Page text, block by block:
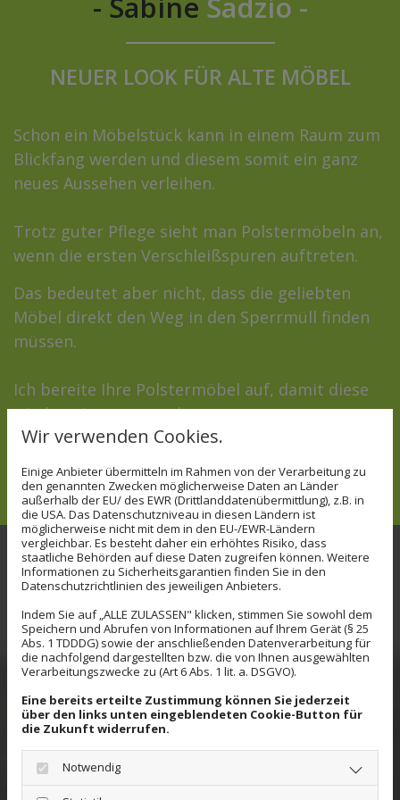
NEUER LOOK FÜR ALTE MÖBEL
Schon ein Möbelstück kann in einem Raum zum
Blickfang werden und diesem somit ein ganz
neues Aussehen verleihen.
Trotz guter Pflege sieht man Polstermöbeln an,
wenn die ersten Verschleißspuren auftreten.
Das bedeutet aber nicht, dass die geliebten
Möbel direkt den Weg in den Sperrmüll finden
müssen.
Ich bereite Ihre Polstermöbel auf, damit diese
wieder wie neu aussehen.
Nehmen Sie gerneKontakt
mit mir auf, ich
freue mich auf Sie.
HOCHWERTIGE MATERIALIEN UND
BESTE QUALITÄT
Selbstverständlich berate ich Sie umfassend
und ausgiebig, damit wir zusammen den
richtigen
Wir verwenden Cookies.
Einige Anbieter übermitteln im Rahmen von der Verarbeitung zu
den genannten Zwecken möglicherweise Daten an Länder
außerhalb der EU/ des EWR (Drittlanddatenübermittlung), z.B. in
die USA. Das Datenschutzniveau in diesen Ländern ist
möglicherweise nicht mit dem in den EU-/EWR-Ländern
vergleichbar. Es besteht daher ein erhöhtes Risiko, dass
staatliche Behörden auf diese Daten zugreifen können. Weitere
Informationen zu Sicherheitsgarantien finden Sie in den
Datenschutzrichtlinien des jeweiligen Anbieters.
Indem Sie auf „ALLE ZULASSEN" klicken, stimmen Sie sowohl dem
Speichern und Abrufen von Informationen auf Ihrem Gerät (§ 25
Abs. 1 TDDDG) sowie der anschließenden Datenverarbeitung für
die nachfolgend dargestellten bzw. die von Ihnen ausgewählten
Verarbeitungszwecke zu (Art 6 Abs. 1 lit. a. DSGVO).
Eine bereits erteilte Zustimmung können Sie jederzeit
über den links unten eingeblendeten Cookie-Button für
die Zukunft widerrufen.
Notwendig